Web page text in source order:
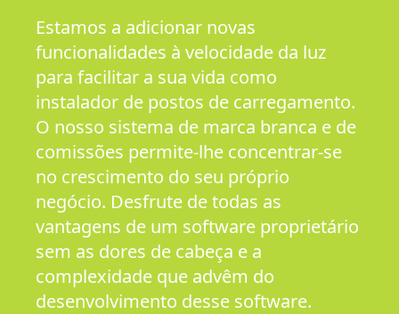
Estamos a adicionar novas
funcionalidades à velocidade da luz
para facilitar a sua vida como
instalador de postos de carregamento.
O nosso sistema de marca branca e de
comissões permite-lhe concentrar-se
no crescimento do seu próprio
negócio. Desfrute de todas as
vantagens de um software proprietário
sem as dores de cabeça e a
complexidade que advêm do
desenvolvimento desse software.